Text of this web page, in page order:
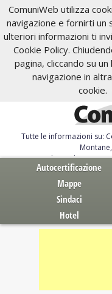
ComuniWeb utilizza
navigazione e fornirti
ulteriori informazioni ti
Cookie Policy.
pagina, cliccando su
navigazione in
cookie.
Tutte le informazioni su:
Servizi al Cittadino.
Autocertificazione
Mappe
Sindaci
Hotel